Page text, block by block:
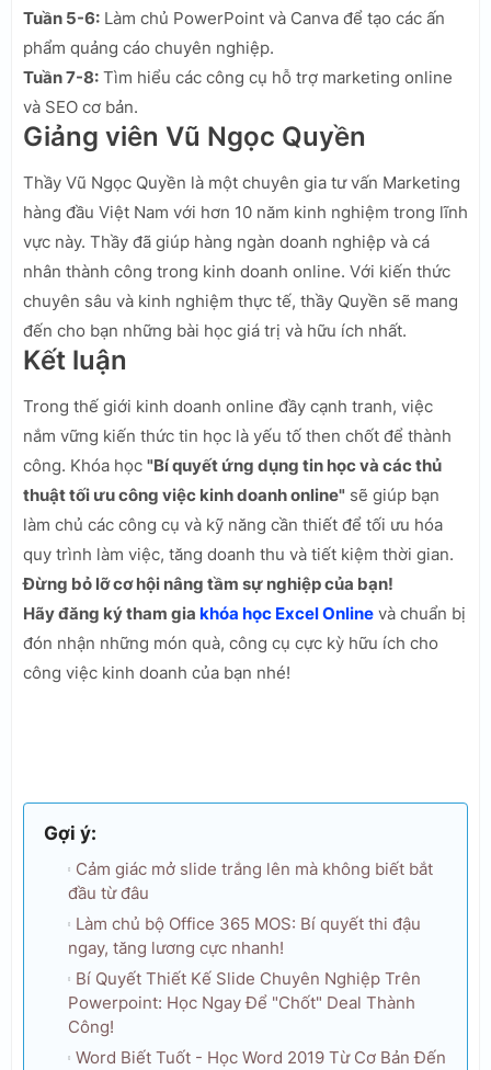
Tuần 5-6: Làm chủ PowerPoint và Canva để tạo các ấn
phẩm quảng cáo chuyên nghiệp.
Tuần 7-8: Tìm hiểu các công cụ hỗ trợ marketing online
và SEO cơ bản.
Giảng viên Vũ Ngọc Quyền
Thầy Vũ Ngọc Quyền là một chuyên gia tư vấn Marketing
hàng đầu Việt Nam với hơn 10 năm kinh nghiệm trong lĩnh
vực này. Thầy đã giúp hàng ngàn doanh nghiệp và cá
nhân thành công trong kinh doanh online. Với kiến thức
chuyên sâu và kinh nghiệm thực tế, thầy Quyền sẽ mang
đến cho bạn những bài học giá trị và hữu ích nhất.
Kết luận
Trong thế giới kinh doanh online đầy cạnh tranh, việc
nắm vững kiến thức tin học là yếu tố then chốt để thành
công. Khóa học "Bí quyết ứng dụng tin học và các thủ
thuật tối ưu công việc kinh doanh online" sẽ giúp bạn
làm chủ các công cụ và kỹ năng cần thiết để tối ưu hóa
quy trình làm việc, tăng doanh thu và tiết kiệm thời gian.
Đừng bỏ lỡ cơ hội nâng tầm sự nghiệp của bạn!
Hãy đăng ký tham gia khóa học Excel Online và chuẩn bị
đón nhận những món quà, công cụ cực kỳ hữu ích cho
công việc kinh doanh của bạn nhé!
Gợi ý:
Cảm giác mở slide trắng lên mà không biết bắt
đầu từ đâu
Làm chủ bộ Office 365 MOS: Bí quyết thi đậu
ngay, tăng lương cực nhanh!
Bí Quyết Thiết Kế Slide Chuyên Nghiệp Trên
Powerpoint: Học Ngay Để "Chốt" Deal Thành
Công!
Word Biết Tuốt - Học Word 2019 Từ Cơ Bản Đến